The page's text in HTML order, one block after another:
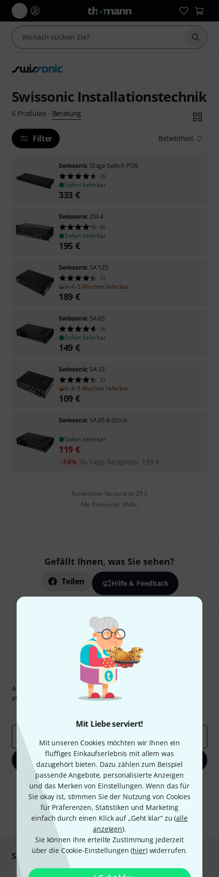
Mit Liebe serviert!
Mit unseren Cookies möchten wir Ihnen ein
fluffiges Einkaufserlebnis mit allem was
dazugehört bieten. Dazu zählen zum Beispiel
passende Angebote, personalisierte Anzeigen
und das Merken von Einstellungen. Wenn das für
Sie okay ist, stimmen Sie der Nutzung von Cookies
für Präferenzen, Statistiken und Marketing
einfach durch einen Klick auf „Geht klar“ zu (alle
anzeigen).
Sie können Ihre erteilte Zustimmung jederzeit
über die Cookie-Einstellungen (hier) widerrufen.
Suche
Swissonic Installationstechnik
6 Produkte · Beratung
Filter Beliebtheit
Swissonic Stage Switch POE
25
Sofort lieferbar
333 €
Swissonic ZM 4
80
Sofort lieferbar
195 €
Swissonic SA 125
72
In 4–5 Wochen lieferbar
189 €
Swissonic SA 65
36
Sofort lieferbar
149 €
Swissonic SA 33
27
In 4–5 Wochen lieferbar
109 €
Swissonic SA 65 B-Stock
Sofort lieferbar
119 €
30-Tage-Bestpreis: 139 €
-14%
Kostenloser Versand ab 29 €
Alle Preise inkl. MwSt.
Gefällt Ihnen, was Sie sehen?
Teilen Hilfe & Feedback
Thomann Newsletter
Abonniere den Thomann Newsletter und gewinne mit
etwas Glück einen von50 Gutscheinen
E-Mail-Adresse
Jetzt anmelden
Mit Klick auf „Jetzt anmelden“ stimmen Sie dem Erhalt von E-Mail-
Werbung und einer Messung des E-Mail-Nutzungsverhaltens zu. Die
Abmeldung ist jederzeit möglich. Weitere Informationen finden Sie in
unserenDatenschutzhinweisen.
* Pflichtfeld
Sicher einkaufen & bezahlen